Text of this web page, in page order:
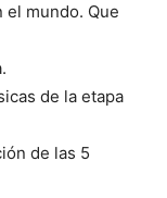
el mundo. Que
de la etapa
de las 5